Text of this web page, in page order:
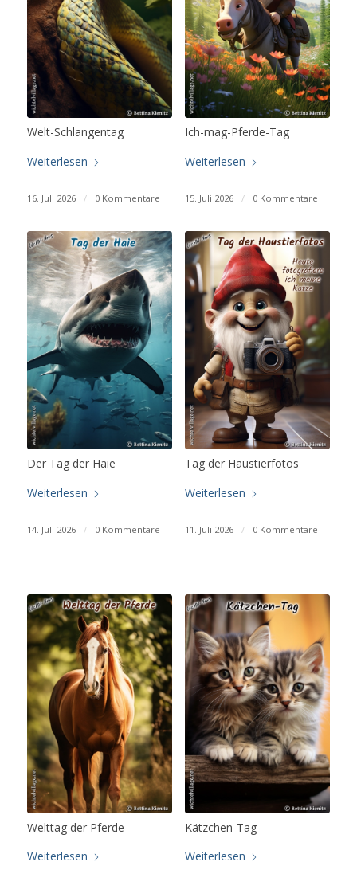
Welt-Schlangentag
Weiterlesen
16. Juli 2026 / 0 Kommentare
Ich-mag-Pferde-Tag
Weiterlesen
15. Juli 2026 / 0 Kommentare
Der Tag der Haie
Weiterlesen
14. Juli 2026 / 0 Kommentare
Tag der Haustierfotos
Weiterlesen
11. Juli 2026 / 0 Kommentare
Welttag der Pferde
Weiterlesen
Kätzchen-Tag
Weiterlesen